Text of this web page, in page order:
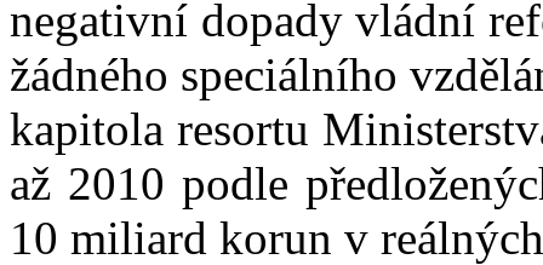
negativní dopady vládní
žádného speciálního
kapitola resortu
až 2010 podle
10 miliard korun v